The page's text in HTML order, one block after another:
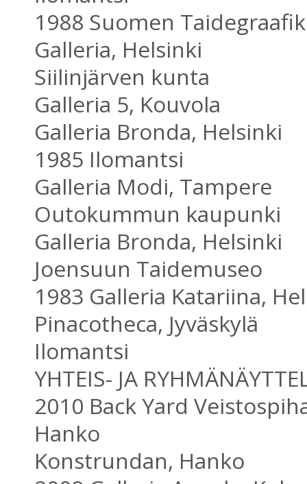
1988 Suomen
Galleria, Helsinki
Siilinjärven kunta
Galleria 5, Kouvola
Galleria Bronda, Helsinki
1985 Ilomantsi
Galleria Modi, Tampere
Outokummun kaupunki
Galleria Bronda, Helsinki
Joensuun Taidemuseo
1983 Galleria Katariina,
Pinacotheca, Jyväskylä
Ilomantsi
YHTEIS- JA
2010 Back Yard
Hanko
Konstrundan, Hanko